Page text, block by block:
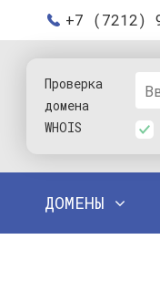
+7 (7212)
Проверка
домена
WHOIS
ДОМЕНЫ